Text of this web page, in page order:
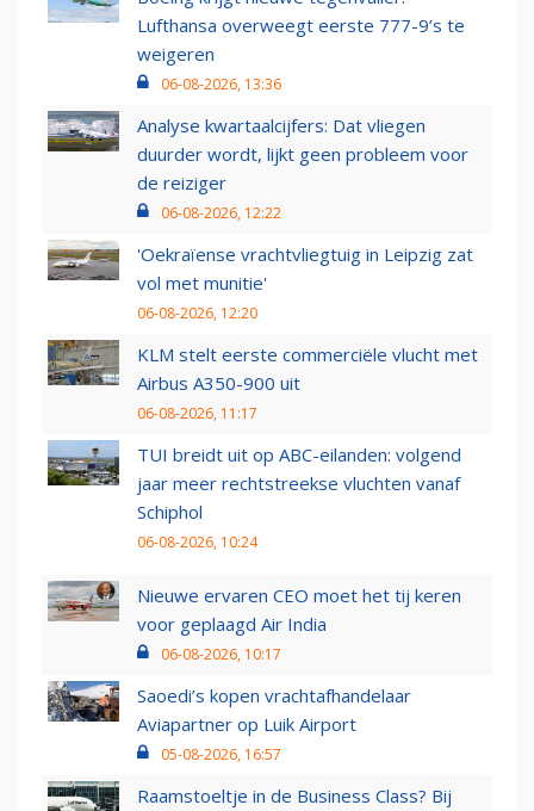
Lufthansa overweegt eerste 777-9’s te
weigeren
06-08-2026, 13:36
Analyse kwartaalcijfers: Dat vliegen
duurder wordt, lijkt geen probleem voor
de reiziger
06-08-2026, 12:22
'Oekraïense vrachtvliegtuig in Leipzig zat
vol met munitie'
06-08-2026, 12:20
KLM stelt eerste commerciële vlucht met
Airbus A350-900 uit
06-08-2026, 11:17
TUI breidt uit op ABC-eilanden: volgend
jaar meer rechtstreekse vluchten vanaf
Schiphol
06-08-2026, 10:24
Nieuwe ervaren CEO moet het tij keren
voor geplaagd Air India
06-08-2026, 10:17
Saoedi’s kopen vrachtafhandelaar
Aviapartner op Luik Airport
05-08-2026, 16:57
Raamstoeltje in de Business Class? Bij